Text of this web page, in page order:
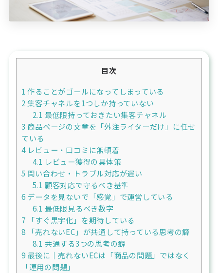
目次
1 作ることがゴールになってしまっている
2集客チャネルを1つしか持っていない
2.1 最低限持っておきたい集客チャネル
3 商品ページの文章を「外注ライターだけ」に任せ
ている
4レビュー・口コミに無頓着
4.1 レビュー獲得の具体策
5 問い合わせ・トラブル対応が遅い
5.1 顧客対応で守るべき基準
6 データを見ないで「感覚」で運営している
6.1 最低限見るべき数字
7 「すぐ黒字化」を期待している
8 「売れないEC」が共通して持っている思考の癖
8.1 共通する3つの思考の癖
9 最後に｜売れないECは「商品の問題」ではなく
「運用の問題」